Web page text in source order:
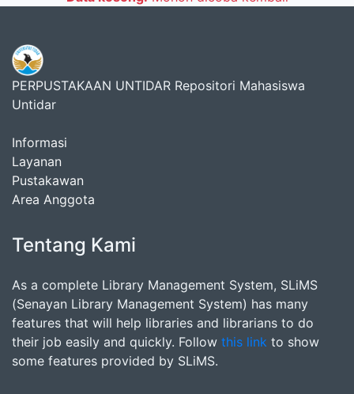
PERPUSTAKAAN UNTIDAR Repositori Mahasiswa
Untidar
Informasi
Layanan
Pustakawan
Area Anggota
Tentang Kami
As a complete Library Management System, SLiMS
(Senayan Library Management System) has many
features that will help libraries and librarians to do
their job easily and quickly. Follow this link to show
some features provided by SLiMS.